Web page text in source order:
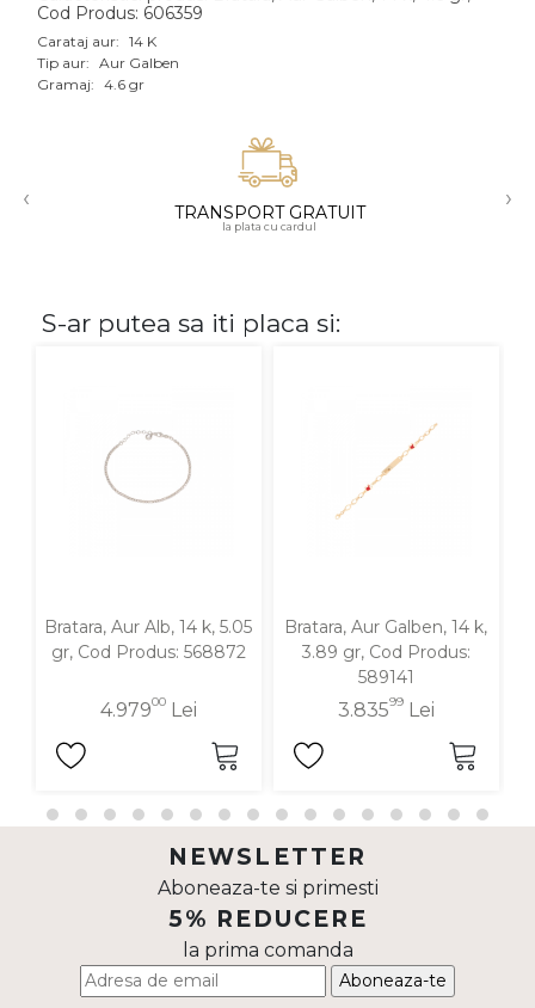
Aur roz
Aur mixt
18K
Cod Produs: 606359
Carataj aur: 14 K
Tip aur: Aur Galben
Gramaj: 4.6 gr
‹ TRANSPORT GRATUIT
la plata cu cardul
›
S-ar putea sa iti placa si:
Bratara, Aur Alb, 14 k, 5.05
gr, Cod Produs: 568872
4.97900Lei
Bratara, Aur Galben, 14 k,
3.89 gr, Cod Produs:
589141
3.83599Lei
NEWSLETTER
Aboneaza-te si primesti
5% REDUCERE
la prima comanda
Aboneaza-te